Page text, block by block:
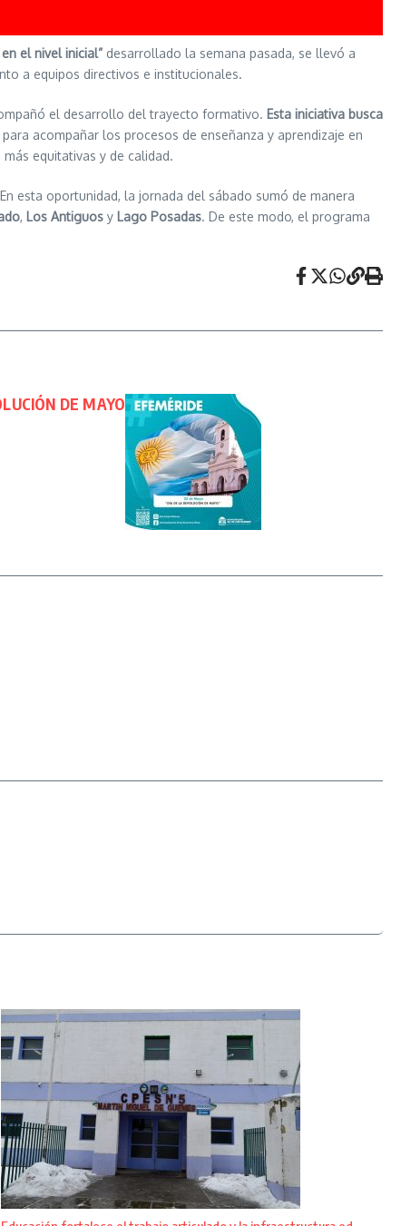
el nivel inicial” desarrollado la semana pasada, se llevó a
a equipos directivos e institucionales.
el desarrollo del trayecto formativo. Esta iniciativa busca
acompañar los procesos de enseñanza y aprendizaje en
equitativas y de calidad.
esta oportunidad, la jornada del sábado sumó de manera
, Los Antiguos y Lago Posadas. De este modo, el programa
DE MAYO